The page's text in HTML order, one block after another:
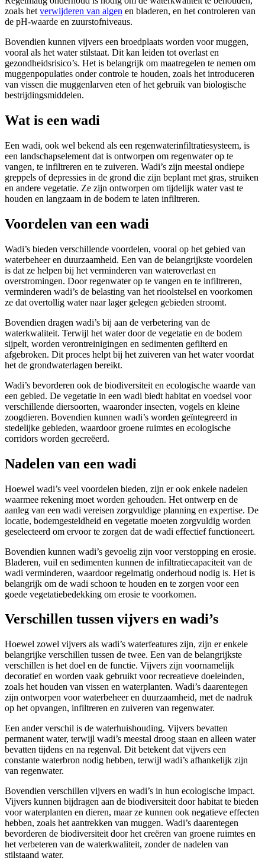
zoals het verwijderen van algen en bladeren, en het controleren van
de pH-waarde en zuurstofniveaus.
Bovendien kunnen vijvers een broedplaats worden voor muggen,
vooral als het water stilstaat. Dit kan leiden tot overlast en
gezondheidsrisico’s. Het is belangrijk om maatregelen te nemen om
muggenpopulaties onder controle te houden, zoals het introduceren
van vissen die muggenlarven eten of het gebruik van biologische
bestrijdingsmiddelen.
Wat is een wadi
Een wadi, ook wel bekend als een regenwaterinfiltratiesysteem, is
een landschapselement dat is ontworpen om regenwater op te
vangen, te infiltreren en te zuiveren. Wadi’s zijn meestal ondiepe
greppels of depressies in de grond die zijn beplant met gras, struiken
en andere vegetatie. Ze zijn ontworpen om tijdelijk water vast te
houden en langzaam in de bodem te laten infiltreren.
Voordelen van een wadi
Wadi’s bieden verschillende voordelen, vooral op het gebied van
waterbeheer en duurzaamheid. Een van de belangrijkste voordelen
is dat ze helpen bij het verminderen van wateroverlast en
overstromingen. Door regenwater op te vangen en te infiltreren,
verminderen wadi’s de belasting van het rioolstelsel en voorkomen
ze dat overtollig water naar lager gelegen gebieden stroomt.
Bovendien dragen wadi’s bij aan de verbetering van de
waterkwaliteit. Terwijl het water door de vegetatie en de bodem
sijpelt, worden verontreinigingen en sedimenten gefilterd en
afgebroken. Dit proces helpt bij het zuiveren van het water voordat
het de grondwaterlagen bereikt.
Wadi’s bevorderen ook de biodiversiteit en ecologische waarde van
een gebied. De vegetatie in een wadi biedt habitat en voedsel voor
verschillende diersoorten, waaronder insecten, vogels en kleine
zoogdieren. Bovendien kunnen wadi’s worden geïntegreerd in
stedelijke gebieden, waardoor groene ruimtes en ecologische
corridors worden gecreëerd.
Nadelen van een wadi
Hoewel wadi’s veel voordelen bieden, zijn er ook enkele nadelen
waarmee rekening moet worden gehouden. Het ontwerp en de
aanleg van een wadi vereisen zorgvuldige planning en expertise. De
locatie, bodemgesteldheid en vegetatie moeten zorgvuldig worden
geselecteerd om ervoor te zorgen dat de wadi effectief functioneert.
Bovendien kunnen wadi’s gevoelig zijn voor verstopping en erosie.
Bladeren, vuil en sedimenten kunnen de infiltratiecapaciteit van de
wadi verminderen, waardoor regelmatig onderhoud nodig is. Het is
belangrijk om de wadi schoon te houden en te zorgen voor een
goede vegetatiebedekking om erosie te voorkomen.
Verschillen tussen vijvers en wadi’s
Hoewel zowel vijvers als wadi’s waterfeatures zijn, zijn er enkele
belangrijke verschillen tussen de twee. Een van de belangrijkste
verschillen is het doel en de functie. Vijvers zijn voornamelijk
decoratief en worden vaak gebruikt voor recreatieve doeleinden,
zoals het houden van vissen en waterplanten. Wadi’s daarentegen
zijn ontworpen voor waterbeheer en duurzaamheid, met de nadruk
op het opvangen, infiltreren en zuiveren van regenwater.
Een ander verschil is de waterhuishouding. Vijvers bevatten
permanent water, terwijl wadi’s meestal droog staan en alleen water
bevatten tijdens en na regenval. Dit betekent dat vijvers een
constante waterbron nodig hebben, terwijl wadi’s afhankelijk zijn
van regenwater.
Bovendien verschillen vijvers en wadi’s in hun ecologische impact.
Vijvers kunnen bijdragen aan de biodiversiteit door habitat te bieden
voor waterplanten en dieren, maar ze kunnen ook negatieve effecten
hebben, zoals het aantrekken van muggen. Wadi’s daarentegen
bevorderen de biodiversiteit door het creëren van groene ruimtes en
het verbeteren van de waterkwaliteit, zonder de nadelen van
stilstaand water.